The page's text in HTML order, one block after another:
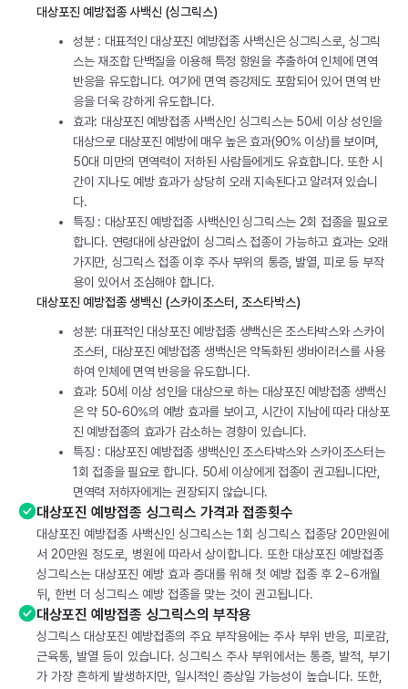
대상포진 예방접종 사백신 (싱그릭스)
성분 : 대표적인 대상포진 예방접종 사백신은 싱그릭스로, 싱그릭
스는 재조합 단백질을 이용해 특정 항원을 추출하여 인체에 면역
반응을 유도합니다. 여기에 면역 증강제도 포함되어 있어 면역 반
응을 더욱 강하게 유도합니다.
효과: 대상포진 예방접종 사백신인 싱그릭스는 50세 이상 성인을
대상으로 대상포진 예방에 매우 높은 효과(90% 이상)를 보이며,
50대 미만의 면역력이 저하된 사람들에게도 유효합니다. 또한 시
간이 지나도 예방 효과가 상당히 오래 지속된다고 알려져 있습니
다.
특징 : 대상포진 예방접종 사백신인 싱그릭스는 2회 접종을 필요로
합니다. 연령대에 상관없이 싱그릭스 접종이 가능하고 효과는 오래
가지만, 싱그릭스 접종 이후 주사 부위의 통증, 발열, 피로 등 부작
용이 있어서 조심해야 합니다.
대상포진 예방접종 생백신 (스카이조스터, 조스타박스)
성분: 대표적인 대상포진 예방접종 생백신은 조스타박스와 스카이
조스터, 대상포진 예방접종 생백신은 약독화된 생바이러스를 사용
하여 인체에 면역 반응을 유도합니다.
효과: 50세 이상 성인을 대상으로 하는 대상포진 예방접종 생백신
은 약 50-60%의 예방 효과를 보이고, 시간이 지남에 따라 대상포
진 예방접종의 효과가 감소하는 경향이 있습니다.
특징 : 대상포진 예방접종 생백신인 조스타박스와 스카이조스터는
1회 접종을 필요로 합니다. 50세 이상에게 접종이 권고됩니다만,
면역력 저하자에게는 권장되지 않습니다.
대상포진 예방접종 싱그릭스 가격과 접종횟수
대상포진 예방접종 사백신인 싱그릭스는 1회 싱그릭스 접종당 20만원에
서 20만원 정도로, 병원에 따라서 상이합니다. 또한 대상포진 예방접종
싱그릭스는 대상포진 예방 효과 증대를 위해 첫 예방 접종 후 2~6개월
뒤, 한번 더 싱그릭스 예방 접종을 맞는 것이 권고됩니다.
대상포진 예방접종 싱그릭스의 부작용
싱그릭스 대상포진 예방접종의 주요 부작용에는 주사 부위 반응, 피로감,
근육통, 발열 등이 있습니다. 싱그릭스 주사 부위에서는 통증, 발적, 부기
가 가장 흔하게 발생하지만, 일시적인 증상일 가능성이 높습니다. 또한,